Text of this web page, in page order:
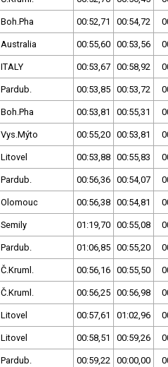
Boh.Pha 00:52,71 00:54,72
Australia 00:55,60 00:53,56
ITALY 00:53,67 00:58,92
Pardub. 00:53,85 00:53,72
Boh.Pha 00:53,81 00:55,31
Vys.Mýto 00:55,20 00:53,81
Litovel 00:53,88 00:55,83
Pardub. 00:56,36 00:54,07
Olomouc 00:56,38 00:54,81
Semily 01:19,70 00:55,08
Pardub. 01:06,85 00:55,20
Č.Kruml. 00:56,16 00:55,50
Č.Kruml. 00:56,25 00:56,98
Litovel 00:57,61 01:02,96
Litovel 00:58,51 00:59,26
Pardub. 00:59,22 00:00,00